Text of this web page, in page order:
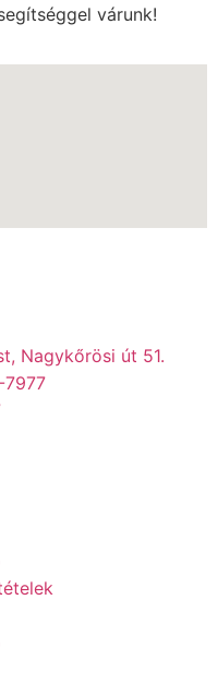
várunk!
Nagykőrösi út 51.